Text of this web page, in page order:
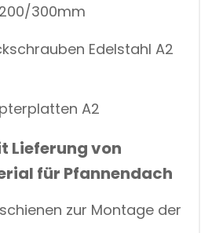
300mm
Edelstahl A2
A2
Lieferung von
für Pfannendach
zur Montage der